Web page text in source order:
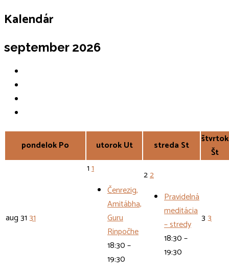
Kalendár
september 2026
pondelokPo utorok Ut streda St
štvrtok
Št
aug3131
11
Čenrezig,
Amitábha,
Guru
Rinpočhe
18:30 –
19:30
22
Pravidelná
meditácia
– stredy
18:30 –
19:30
33